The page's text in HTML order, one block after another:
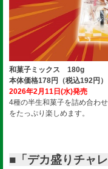
和菓子ミックス 180g
本体価格178円（税込192円）
2026年2月11日(水)発売
4種の半生和菓子を詰め合わ
をたっぷり楽しめます。
■「デカ盛りチャ